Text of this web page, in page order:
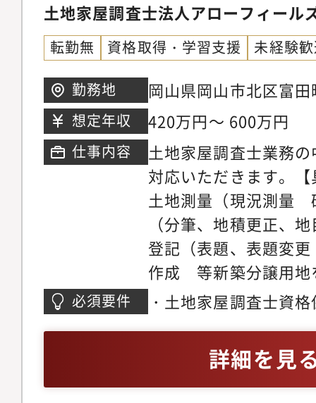
土地家屋調査士法人アローフィール
転勤無 資格取得・学習支援 未経験
勤務地
岡山県岡山市北区富
ドビル1F
想定年収 420万円～ 600万円
仕事内容
土地家屋調査士業務
対応いただきます。
土地測量（現況測量
（分筆、地積更正、
登記（表題、表題変
作成 等新築分譲用地
面作成（住宅地
京、名古屋、福岡）
盛岡、大阪、岡山）
（東京、名古屋、大
必須要件
・土地家屋調査士資
詳細を見